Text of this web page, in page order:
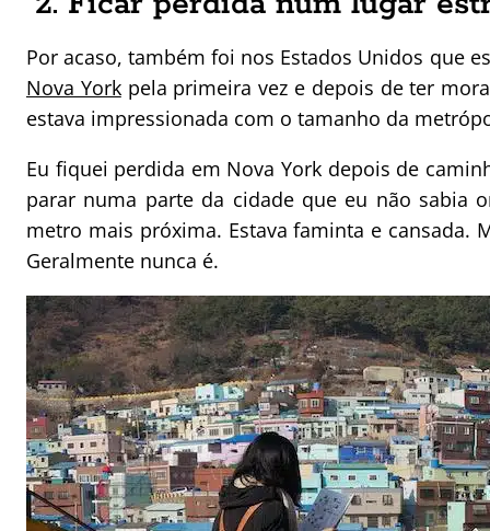
Por acaso, também foi nos Estados Unidos que
Nova Yorkpela primeira vez e depois de ter
estava impressionada com o tamanho da
Eu fiquei perdida em Nova York depois de
parar numa parte da cidade que eu não sabia
metro mais próxima. Estava faminta e cansada.
Geralmente nunca é.